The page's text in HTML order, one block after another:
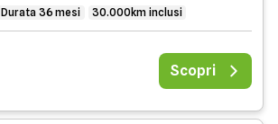
Durata 36 mesi 30.000km inclusi
Scopri